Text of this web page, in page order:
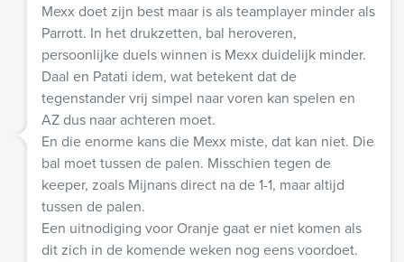
Mexx doet zijn best maar is als teamplayer minder als
Parrott. In het drukzetten, bal heroveren,
persoonlijke duels winnen is Mexx duidelijk minder.
Daal en Patati idem, wat betekent dat de
tegenstander vrij simpel naar voren kan spelen en
AZ dus naar achteren moet.
En die enorme kans die Mexx miste, dat kan niet. Die
bal moet tussen de palen. Misschien tegen de
keeper, zoals Mijnans direct na de 1-1, maar altijd
tussen de palen.
Een uitnodiging voor Oranje gaat er niet komen als
dit zich in de komende weken nog eens voordoet.